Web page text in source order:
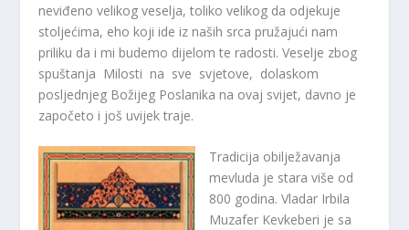
neviđeno velikog veselja, toliko velikog da odjekuje
stoljećima, eho koji ide iz naših srca pružajući nam
priliku da i mi budemo dijelom te radosti. Veselje zbog
spuštanja Milosti na sve svjetove, dolaskom
posljednjeg Božijeg Poslanika na ovaj svijet, davno je
započeto i još uvijek traje.
Tradicija obilježavanja
mevluda je stara više od
800 godina. Vladar Irbila
Muzafer Kevkeberi je sa